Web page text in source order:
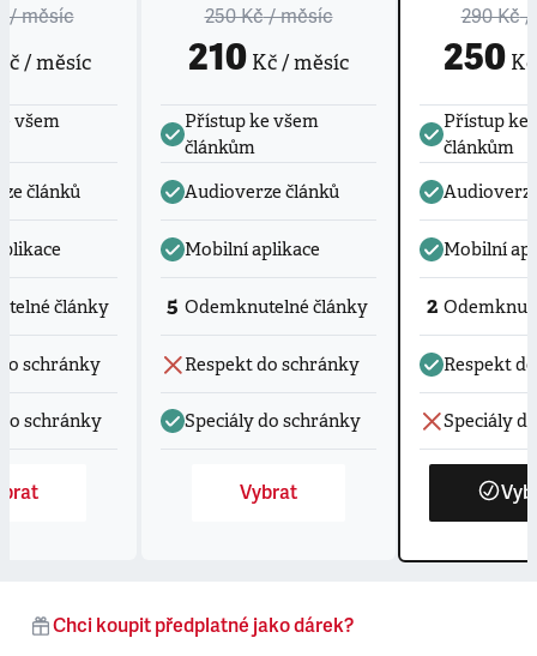
/ měsíc
/ měsíc
všem
článků
články
schránky
schránky
250 Kč/ měsíc
210 Kč / měsíc
Přístup ke všem
článkům
Audioverze článků
Mobilní aplikace
5 Odemknutelné články
Respekt do schránky
Speciály do schránky
Vybrat
290 Kč/
250Kč
Přístup ke
článkům
Mobilní
2
Respekt
Speciály
Chci koupit předplatné jako dárek?